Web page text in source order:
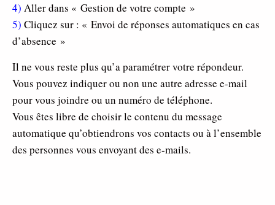
4) Aller dans « Gestion de votre compte »
5) Cliquez sur : « Envoi de réponses automatiques en cas
d’absence »
Il ne vous reste plus qu’a paramétrer votre répondeur.
Vous pouvez indiquer ou non une autre adresse e-mail
pour vous joindre ou un numéro de téléphone.
Vous êtes libre de choisir le contenu du message
automatique qu’obtiendrons vos contacts ou à l’ensemble
des personnes vous envoyant des e-mails.